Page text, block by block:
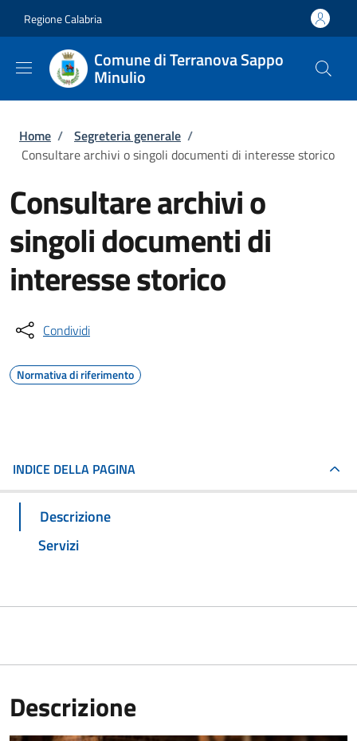
Regione Calabria
Comune di Terranova Sappo
Minulio
Briciole di pane
Home / Segreteria generale /
Consultare archivi o singoli documenti di interesse storico
Consultare archivi o
singoli documenti di
interesse storico
Condividi
Normativa di riferimento
INDICE DELLA PAGINA
Descrizione
Servizi
Descrizione